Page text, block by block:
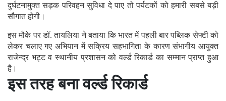
दुर्घटनामुक्त सड़क परिवहन सुविधा दे पाए तो पर्यटकों को हमारी सबसे बड़ी
सौगात होगी।
इस मौके पर डॉ. तायलिया ने बताया कि भारत में पहली बार पब्लिक सेफ्टी को
लेकर चलाए गए अभियान में सक्रिय सहभागिता के कारण संभागीय आयुक्त
राजेन्द्र भट्ट व स्थानीय प्रशासन को वर्ल्ड रिकार्ड का सम्मान प्राप्त हुआ
है।
इस तरह बना वर्ल्ड रिकार्ड